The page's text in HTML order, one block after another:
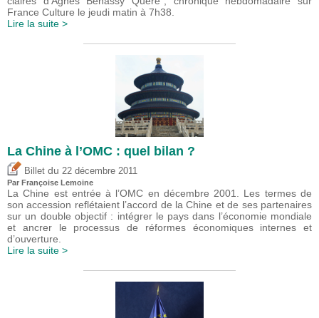
France Culture le jeudi matin à 7h38.
Lire la suite >
La Chine à l’OMC : quel bilan ?
Billet du 22 décembre 2011
Par Françoise Lemoine
La Chine est entrée à l’OMC en décembre 2001. Les termes de
son accession reflétaient l’accord de la Chine et de ses partenaires
sur un double objectif : intégrer le pays dans l’économie mondiale
et ancrer le processus de réformes économiques internes et
d’ouverture.
Lire la suite >